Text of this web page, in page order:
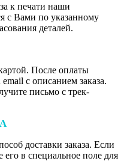
к печати наши
с Вами по указанному
деталей.
После оплаты
с описанием заказа.
письмо с трек-
доставки заказа. Если
его в специальное поле для